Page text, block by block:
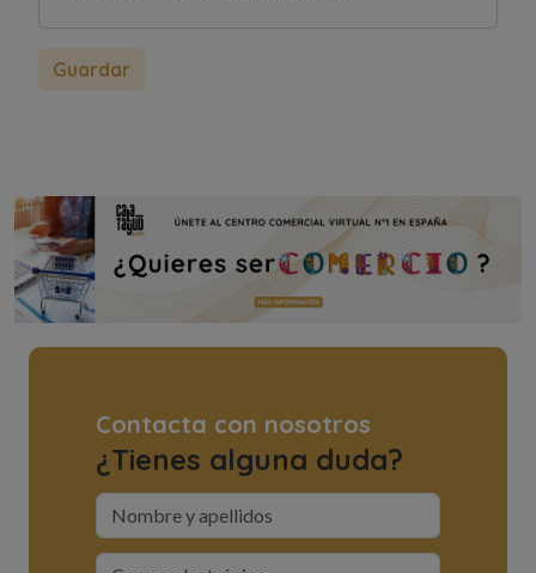
Contacta con nosotros
¿Tienes alguna duda?